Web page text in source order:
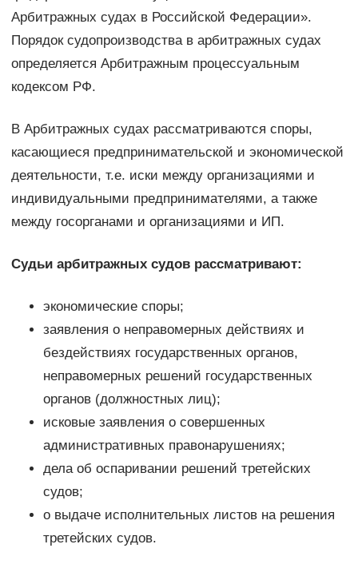
Арбитражных судах в Российской Федерации».
Порядок судопроизводства в арбитражных судах
определяется Арбитражным процессуальным
кодексом РФ.
В Арбитражных судах рассматриваются споры,
касающиеся предпринимательской и экономической
деятельности, т.е. иски между организациями и
индивидуальными предпринимателями, а также
между госорганами и организациями и ИП.
Судьи арбитражных судов рассматривают:
экономические споры;
заявления о неправомерных действиях и
бездействиях государственных органов,
неправомерных решений государственных
органов (должностных лиц);
исковые заявления о совершенных
административных правонарушениях;
дела об оспаривании решений третейских
судов;
о выдаче исполнительных листов на решения
третейских судов.